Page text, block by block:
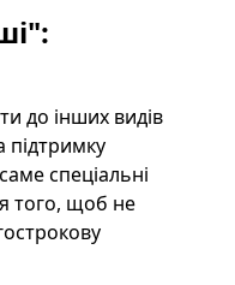
до інших видів
спеціальні
того, щоб не